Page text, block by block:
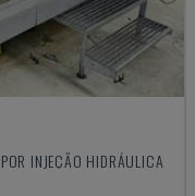
INJEÇÃO HIDRÁULICA